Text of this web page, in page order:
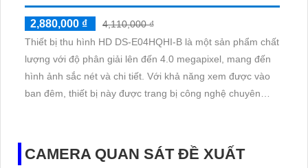
2,880,000 ₫
4,110,000 ₫
Thiết bị thu hình HD DS-E04HQHI-B là một sản phẩm chất
lượng với độ phân giải lên đến 4.0 megapixel, mang đến
hình ảnh sắc nét và chi tiết. Với khả năng xem được vào
ban đêm, thiết bị này được trang bị công nghệ chuyên
việc thu hình chất lượng, đảm bảo hiệu suất hoạt động ổn
định
CAMERA QUAN SÁT ĐỀ XUẤT